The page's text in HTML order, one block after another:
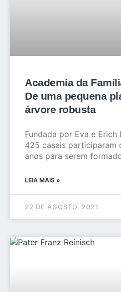
Academia da
De uma pequena
árvore robusta
Fundada por Eva e Erich
425 casais participaram
anos para serem
LEIA MAIS »
22 DE AGOSTO, 2021